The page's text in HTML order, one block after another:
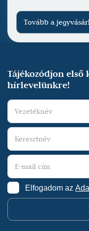
Tovább a
Tájékozódjon első
hírlevelünkre!
Elfogadom az